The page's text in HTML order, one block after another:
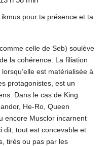
pour ta présence et ta
celle de Seb) soulève
la cohérence. La filiation
est matérialisée à
protagonistes, est un
Dans le cas de King
He-Ro, Queen
encore Musclor incarnent
dit, tout est concevable et
tirés ou pas par les